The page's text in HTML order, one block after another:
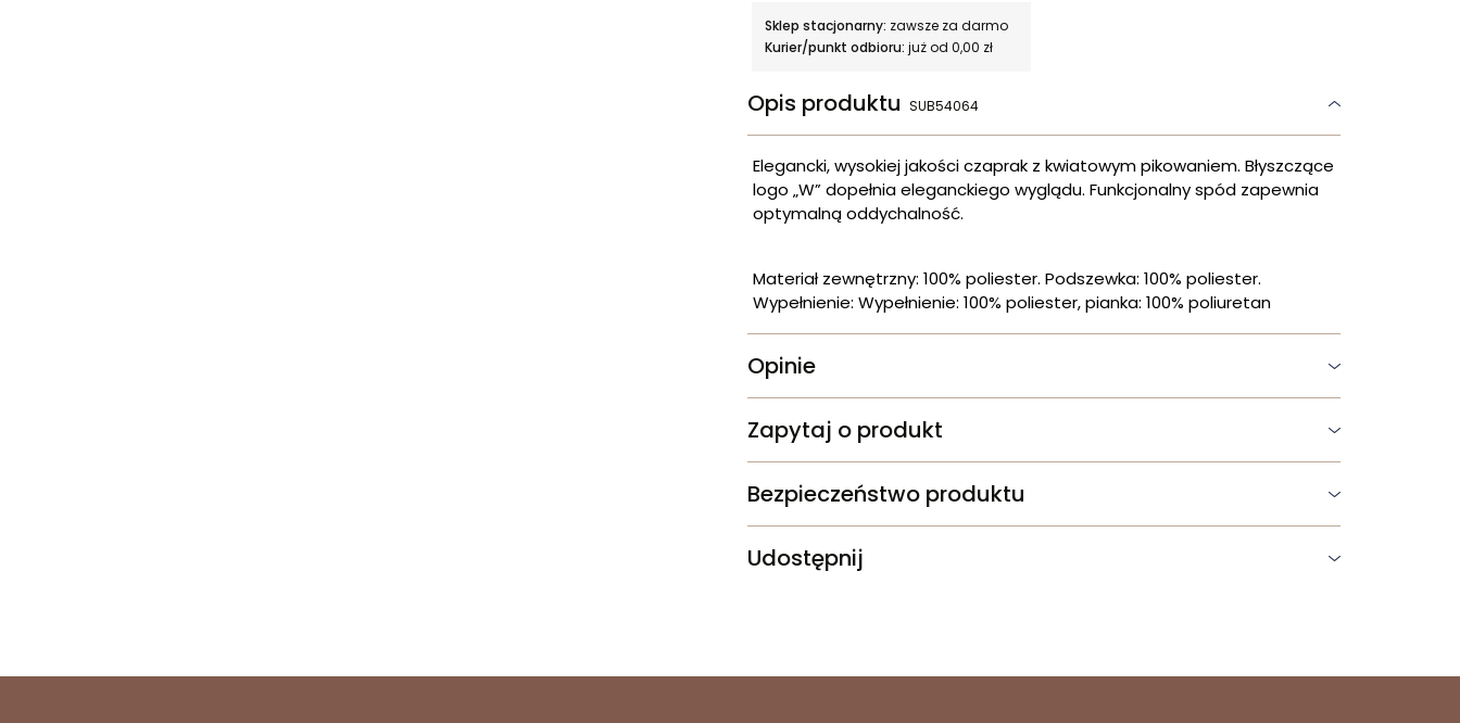
Sklep stacjonarny: zawsze za darmo
Kurier/punkt odbioru: już od 0,00 zł
Opis produktu SUB54064
Elegancki, wysokiej jakości czaprak z kwiatowym pikowaniem. Błyszczące
logo „W” dopełnia eleganckiego wyglądu. Funkcjonalny spód zapewnia
optymalną oddychalność.
Materiał zewnętrzny: 100% poliester. Podszewka: 100% poliester.
Wypełnienie: Wypełnienie: 100% poliester, pianka: 100% poliuretan
Opinie
Zapytaj o produkt
Bezpieczeństwo produktu
Udostępnij